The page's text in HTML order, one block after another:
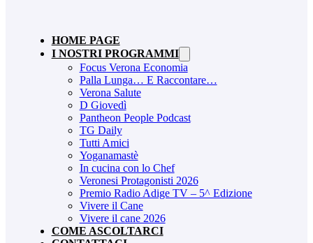
HOME PAGE
I NOSTRI PROGRAMMI
Focus Verona Economia
Palla Lunga… E Raccontare…
Verona Salute
D Giovedì
Pantheon People Podcast
TG Daily
Tutti Amici
Yoganamastè
In cucina con lo Chef
Veronesi Protagonisti 2026
Premio Radio Adige TV – 5^ Edizione
Vivere il Cane
Vivere il cane 2026
COME ASCOLTARCI